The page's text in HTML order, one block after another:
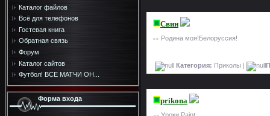
Каталог файлов
Всё для телефонов
Гостевая книга
Обратная связь
Форум
Каталог сайтов
Футбол! ВСЕ МАТЧИ ОН...
Форма входа
Свин
>> Родина моя!Белоруссия!
Категория: Приколы |
prikona
Уроки Paint